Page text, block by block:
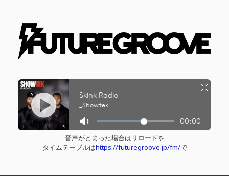
音声がとまった場合はリロードを
タイムテーブルはhttps://futuregroove.jp/fm/で